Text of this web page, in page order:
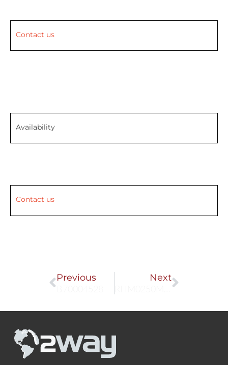
Contact us
Availability
Contact us
Prev
Previous
NextNext